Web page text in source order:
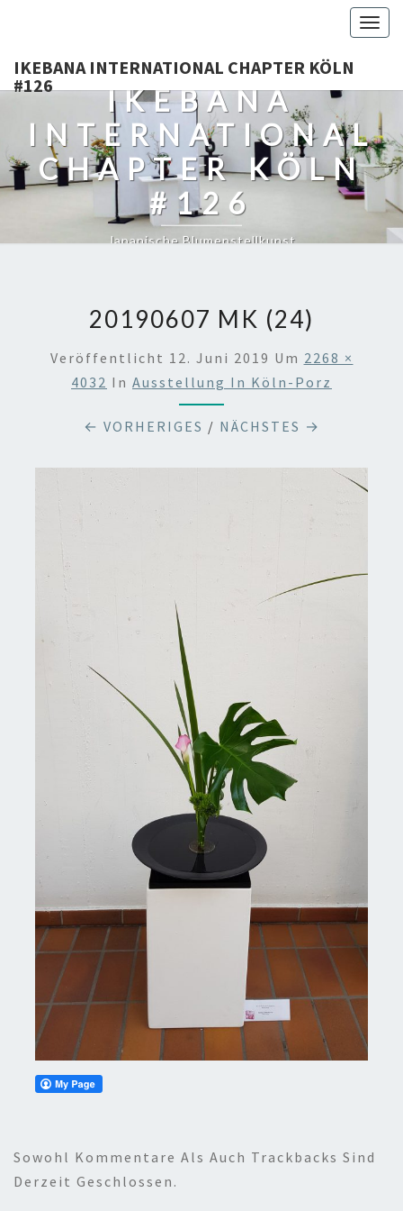
IKEBANA INTERNATIONAL CHAPTER KÖLN
#126
IKEBANA
INTERNATIONAL
CHAPTER KÖLN
#126
Japanische Blumenstellkunst
20190607 MK (24)
Veröffentlicht 12. Juni 2019 Um 2268 ×
4032 In Ausstellung In Köln-Porz
← VORHERIGES / NÄCHSTES →
Sowohl Kommentare Als Auch Trackbacks Sind
Derzeit Geschlossen.